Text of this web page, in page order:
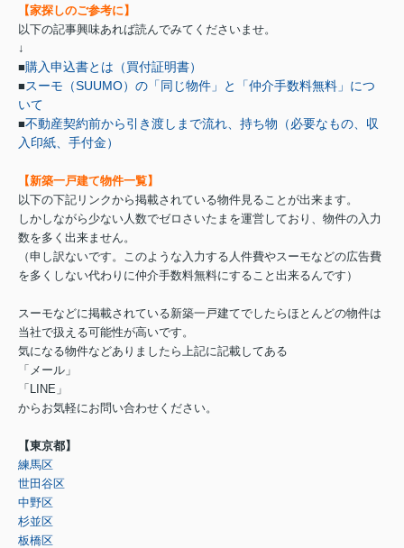
【家探しのご参考に】
以下の記事興味あれば読んでみてくださいませ。
↓
■購入申込書とは（買付証明書）
■ スーモ（SUUMO）の「同じ物件」と「仲介手数料無料」につ
いて
■不動産契約前から引き渡しまで流れ、持ち物（必要なもの、収
入印紙、手付金）
【新築一戸建て物件一覧】
以下の下記リンクから掲載されている物件見ることが出来ます。
しかしながら少ない人数でゼロさいたまを運営しており、物件の入力
数を多く出来ません。
（申し訳ないです。このような入力する人件費やスーモなどの広告費
を多くしない代わりに仲介手数料無料にすること出来るんです）
スーモなどに掲載されている新築一戸建てでしたらほとんどの物件は
当社で扱える可能性が高いです。
気になる物件などありましたら上記に記載してある
「メール」
「LINE」
からお気軽にお問い合わせください。
【東京都】
練馬区
世田谷区
中野区
杉並区
板橋区